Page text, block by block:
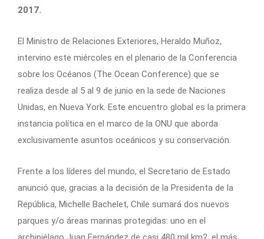
2017.
El Ministro de Relaciones Exteriores, Heraldo Muñoz,
intervino este miércoles en el plenario de la Conferencia
sobre los Océanos (The Ocean Conference) que se
realiza desde al 5 al 9 de junio en la sede de Naciones
Unidas, en Nueva York. Este encuentro global es la primera
instancia política en el marco de la ONU que aborda
exclusivamente asuntos oceánicos y su conservación.
Frente a los líderes del mundo, el Secretario de Estado
anunció que, gracias a la decisión de la Presidenta de la
República, Michelle Bachelet, Chile sumará dos nuevos
parques y/o áreas marinas protegidas: uno en el